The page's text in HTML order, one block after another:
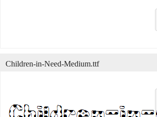
Children-in-Need-Medium.ttf